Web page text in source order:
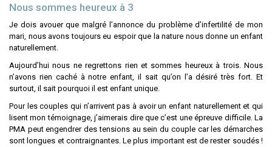
Nous sommes heureux à 3
Je dois avouer que malgré l’annonce du problème d’infertilité de mon
mari, nous avons toujours eu espoir que la nature nous donne un enfant
naturellement.
Aujourd’hui nous ne regrettons rien et sommes heureux à trois. Nous
n’avons rien caché à notre enfant, il sait qu’on l’a désiré très fort. Et
surtout, il sait pourquoi il est enfant unique.
Pour les couples qui n’arrivent pas à avoir un enfant naturellement et qui
lisent mon témoignage, j’aimerais dire que c’est une épreuve difficile. La
PMA peut engendrer des tensions au sein du couple car les démarches
sont longues et contraignantes. Le plus important est de rester soudés !